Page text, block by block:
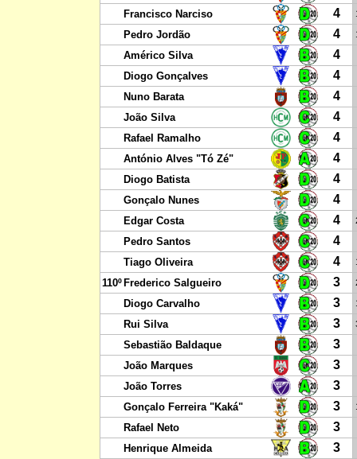
Francisco Narciso 4
Pedro Jordão 4
Américo Silva 4
Diogo Gonçalves 4
Nuno Barata 4
João Silva 4
Rafael Ramalho 4
António Alves "Tó Zé" 4
Diogo Batista 4
Gonçalo Nunes 4
Edgar Costa 4
Pedro Santos 4
Tiago Oliveira 4
110º Frederico Salgueiro 3
Diogo Carvalho 3
Rui Silva 3
Sebastião Baldaque 3
João Marques 3
João Torres 3
Gonçalo Ferreira "Kaká" 3
Rafael Neto 3
Henrique Almeida 3